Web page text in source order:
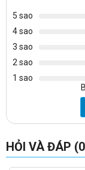
Màu vải PVC tiêu
5 sao
4 sao
3 sao
2 sao
1 sao
HỎI VÀ ĐÁP